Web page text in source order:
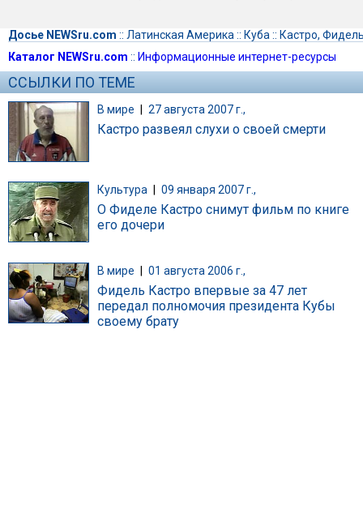
Досье NEWSru.com :: Латинская Америка :: Куба :: Кастро,
Каталог NEWSru.com :: Информационные интернет-ресурсы
ССЫЛКИ ПО ТЕМЕ
В мире | 27 августа 2007 г.,
Кастро развеял слухи о своей смерти
Культура | 09 января 2007 г.,
О Фиделе Кастро снимут фильм по книге
его дочери
В мире 01 августа 2006 г.,
Фидель Кастро впервые за 47 лет
передал полномочия президента Кубы
своему брату